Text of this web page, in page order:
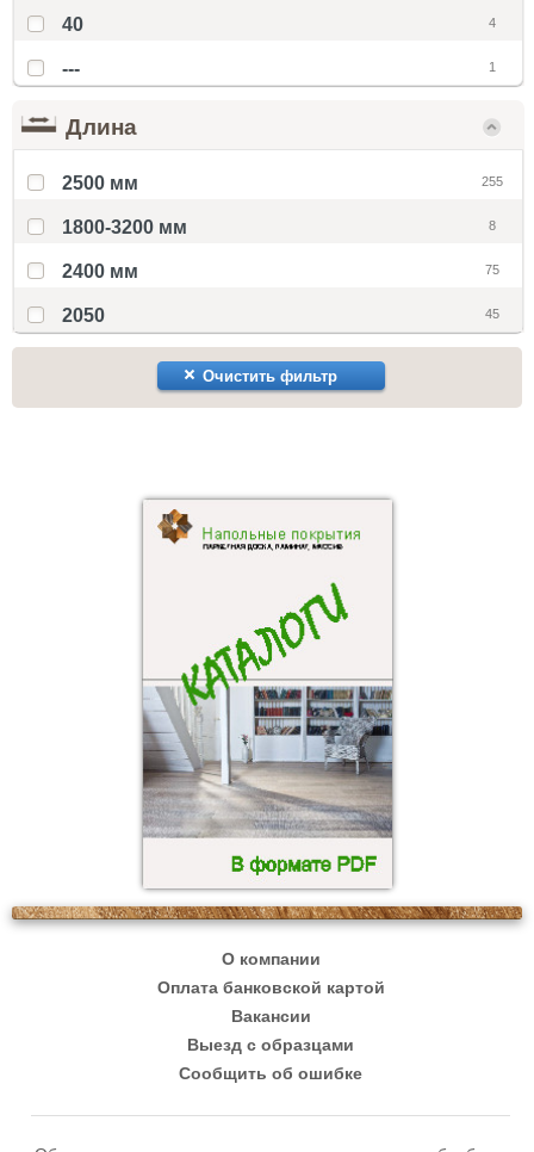
40 4
--- 1
Длина
2500 мм 255
1800-3200 мм 8
2400 мм 75
2050 45
Очистить фильтр
О компании
Оплата банковской картой
Вакансии
Выезд с образцами
Сообщить об ошибке